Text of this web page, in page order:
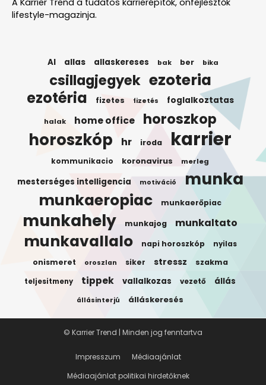
lifestyle-magazinja.
AI allas allaskereses bak ber bika
csillagjegyek ezoteria
ezotéria fizetes fizetés foglalkoztatas
halak home office horoszkop
horoszkóp hr iroda karrier
kommunikacio koronavirus merleg
mesterséges intelligencia motiváció munka
munkaeropiac munkaerőpiac
munkahely munkajog munkaltato
munkavallalo napi horoszkóp nyilas
onismeret oroszlan siker stressz szakma
teljesitmeny tippek vallalkozas vezető állás
állásinterjú álláskeresés
Impresszum
Médiaajánlat
Médiaajánlat politikai hirdetőknek
© Karrier Trend | Minden jog fenntartva